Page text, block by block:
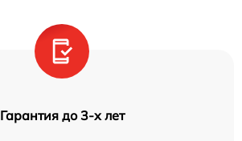
Гарантия до 3-х лет